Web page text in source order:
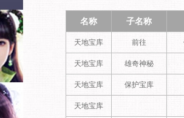
名称 子名称
天地宝库 前往
天地宝库 雄奇神秘
天地宝库 保护宝库
天地宝库